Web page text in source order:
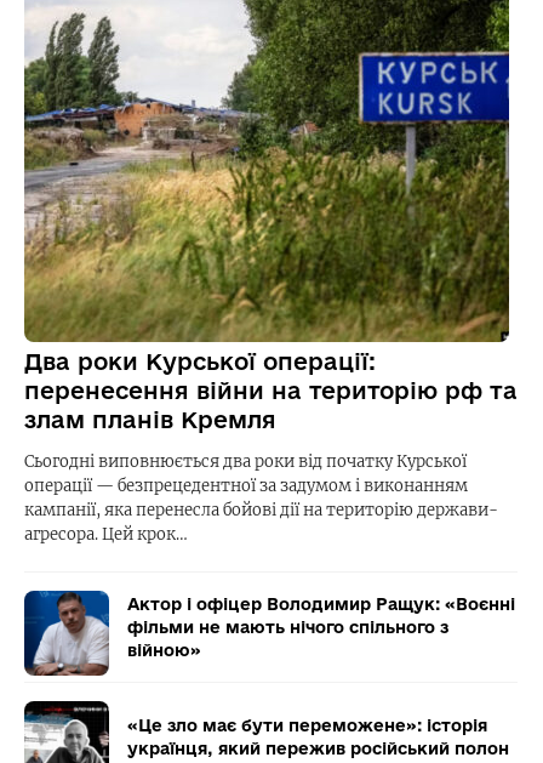
Два роки Курської операції:
перенесення війни на територію рф та
злам планів Кремля
Сьогодні виповнюється два роки від початку Курської
операції — безпрецедентної за задумом і виконанням
кампанії, яка перенесла бойові дії на територію держави-
агресора. Цей крок…
Актор і офіцер Володимир Ращук: «Воєнні
фільми не мають нічого спільного з
війною»
«Це зло має бути переможене»: історія
українця, який пережив російський полон